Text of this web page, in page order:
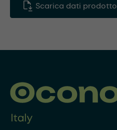
Scarica dati prodotto